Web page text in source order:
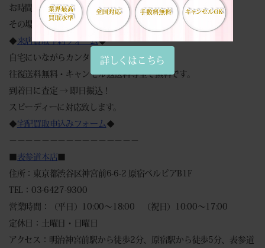
お時間のない場合でもご安心ください。
その場で現金買取致します。
◆ 来店買取予約フォーム◆
自宅にいながらカンタン見積もり♪
往復送料無料・キャンセル返送料等全て無料です。
到着日に査定 → 即日振込！
スピーディーに対応致します。
◆宅配買取申込みフォーム ◆
－－－－－－－－－－－－－－－－
表参道本店
住所：東京都渋谷区神宮前6-6-2 原宿ベルピアB1F
TEL：03-6427-9300
営業時間：（平日）10:00～18:00 （祝日）10:00～17:00
定休日：土曜日・日曜日
アクセス：明治神宮前駅から徒歩2分、原宿駅から徒歩5分、表参道
詳しくはこちら